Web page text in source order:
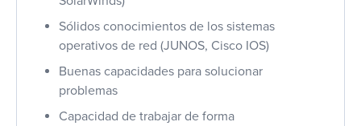
Sólidos conocimientos de los sistemas
operativos de red (JUNOS, Cisco IOS)
Buenas capacidades para solucionar
problemas
Capacidad de trabajar de forma